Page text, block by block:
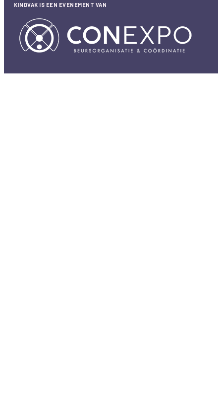
KINDVAK IS EEN EVENEMENT VAN